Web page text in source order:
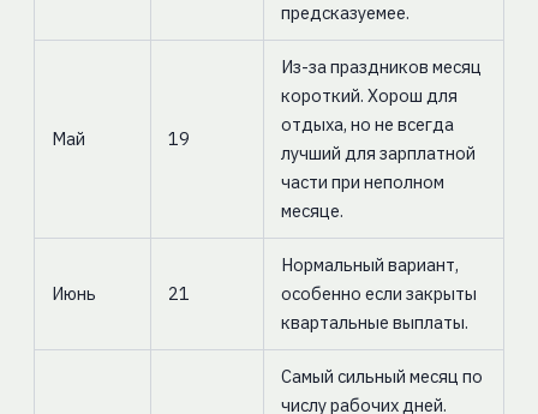
предсказуемее.
Май 19
Из-за праздников месяц
короткий. Хорош для
отдыха, но не всегда
лучший для зарплатной
части при неполном
месяце.
Июнь 21
Нормальный вариант,
особенно если закрыты
квартальные выплаты.
Самый сильный месяц по
числу рабочих дней.